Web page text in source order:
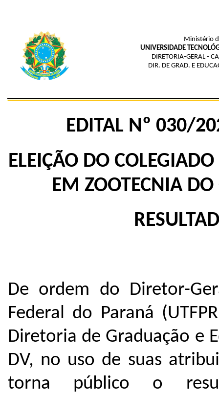
Ministério
UNIVERSIDADE
DIRETORIA-GERAL -
DIR. DE GRAD. E
EDITAL Nº 030/
ELEIÇÃO DO
EM ZOOTECNIA
De ordem do Diretor-
Federal do Paraná
Diretoria de Graduação e
DV, no uso de suas
torna público o